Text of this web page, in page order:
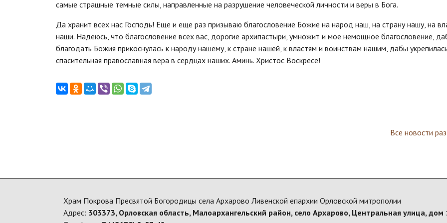
самые страшные темные силы, направленные на разрушение человеческой личности и веры в Бога.
Да хранит всех нас Господь! Еще и еще раз призываю благословение Божие на народ наш, на страну нашу, на
наши. Надеюсь, что благословение всех вас, дорогие архипастыри, умножит и мое немощное благословение,
благодать Божия прикоснулась к народу нашему, к стране нашей, к властям и воинствам нашим, дабы укрепилась
спасительная православная вера в сердцах наших. Аминь. Христос Воскресе!
Все новости
Храм Покрова Пресвятой Богородицы села Архарово Ливенской епархии Орловской митрополии
Адрес: 303373, Орловская область, Малоархангельский район, село Архарово, Центральная улица, дом